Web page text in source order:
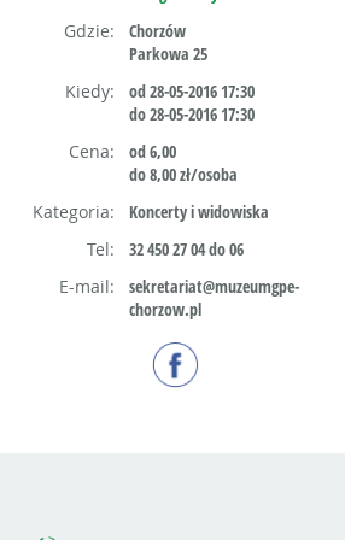
Gdzie:
Chorzów
Parkowa 25
Kiedy:
od 28-05-2016 17:30
do 28-05-2016 17:30
Cena:
od 6,00
do 8,00 zł/osoba
Kategoria:
Koncerty i widowiska
Tel:
32 450 27 04 do 06
E-mail:
sekretariat@muzeumgpe-
chorzow.pl